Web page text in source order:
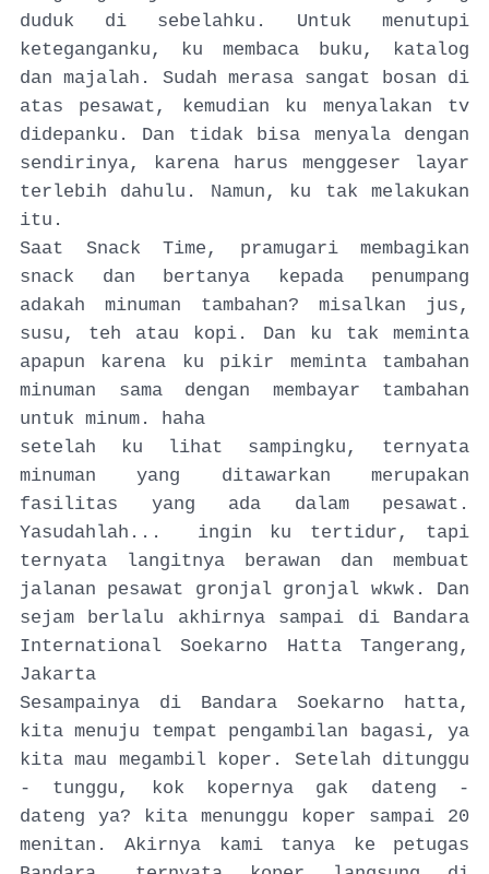
duduk di sebelahku. Untuk menutupi
keteganganku, ku membaca buku, katalog
dan majalah. Sudah merasa sangat bosan di
atas pesawat, kemudian ku menyalakan tv
didepanku. Dan tidak bisa menyala dengan
sendirinya, karena harus menggeser layar
terlebih dahulu. Namun, ku tak melakukan
itu.
Saat Snack Time, pramugari membagikan
snack dan bertanya kepada penumpang
adakah minuman tambahan? misalkan jus,
susu, teh atau kopi. Dan ku tak meminta
apapun karena ku pikir meminta tambahan
minuman sama dengan membayar tambahan
untuk minum. haha
setelah ku lihat sampingku, ternyata
minuman yang ditawarkan merupakan
fasilitas yang ada dalam pesawat.
Yasudahlah... ingin ku tertidur, tapi
ternyata langitnya berawan dan membuat
jalanan pesawat gronjal gronjal wkwk. Dan
sejam berlalu akhirnya sampai di Bandara
International Soekarno Hatta Tangerang,
Jakarta
Sesampainya di Bandara Soekarno hatta,
kita menuju tempat pengambilan bagasi, ya
kita mau megambil koper. Setelah ditunggu
- tunggu, kok kopernya gak dateng -
dateng ya? kita menunggu koper sampai 20
menitan. Akirnya kami tanya ke petugas